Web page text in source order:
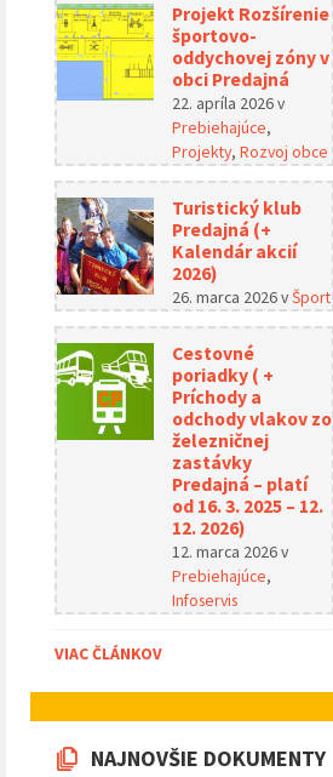
Projekt Rozšírenie
športovo-
oddychovej zóny v
obci Predajná
22. apríla 2026v
Prebiehajúce,
Projekty, Rozvoj obce
Turistický klub
Predajná (+
Kalendár akcií
2026)
26. marca 2026vŠport
Cestovné
poriadky ( +
Príchody a
odchody vlakov zo
železničnej
zastávky
Predajná – platí
od 16. 3. 2025 – 12.
12. 2026)
12. marca 2026v
Prebiehajúce,
Infoservis
VIAC ČLÁNKOV
NAJNOVŠIE DOKUMENTY